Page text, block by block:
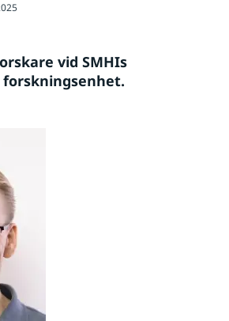
vid SMHIs